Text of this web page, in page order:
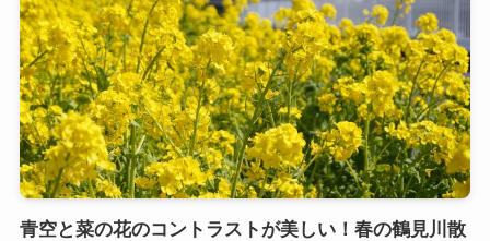
青空と菜の花のコントラストが美しい！春の鶴見川散